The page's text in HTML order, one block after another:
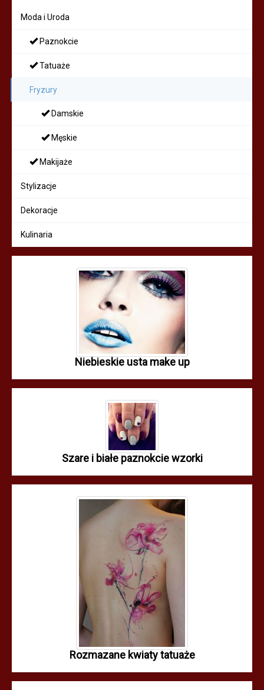
Moda i Uroda
Paznokcie
Tatuaże
Fryzury
Damskie
Męskie
Makijaże
Stylizacje
Dekoracje
Kulinaria
Niebieskie usta make up
Szare i białe paznokcie wzorki
Rozmazane kwiaty tatuaże